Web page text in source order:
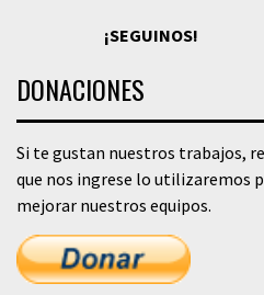
¡SEGUINOS!
DONACIONES
Si te gustan nuestros trabajos,
que nos ingrese lo utilizaremos
mejorar nuestros equipos.